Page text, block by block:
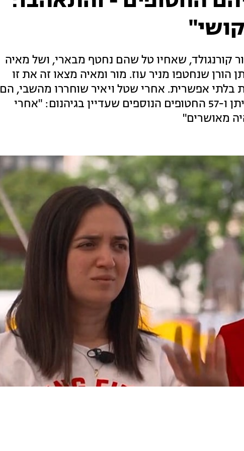
קורנגולד, שאחיו טל שהם נחטף מבארי, ושל מאיה
הורן שנחטפו מניר עוז. מור ומאיה מצאו זה את זו
בלתי אפשרית. אחרי שטל ויאיר שוחררו מהשבי, הם
ממשיכים בכל הכוח להיאבק למען איתן ו-57 החטופים הנוספים שעדיין בגיהנום: "אחרי
מאושרים"